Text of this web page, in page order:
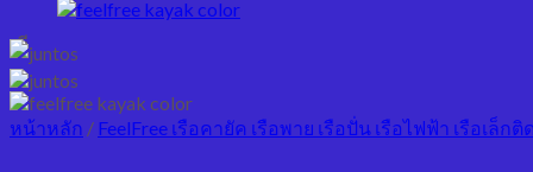
หน้าหลัก / FeelFree เรือคายัค เรือพาย เรือปั่น เรือไฟฟ้า เรือเล็กติ